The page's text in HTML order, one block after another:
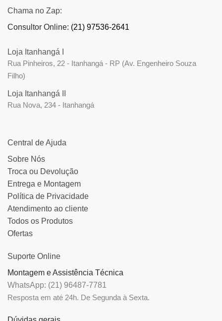
Chama no Zap:
Consultor Online: (21) 97536-2641
Loja Itanhangá I
Rua Pinheiros, 22 - Itanhangá - RP (Av. Engenheiro Souza
Filho)
Loja Itanhangá II
Rua Nova, 234 - Itanhangá
Central de Ajuda
Sobre Nós
Troca ou Devolução
Entrega e Montagem
Política de Privacidade
Atendimento ao cliente
Todos os Produtos
Ofertas
Suporte Online
Montagem e Assistência Técnica
WhatsApp: (21) 96487-7781
Resposta em até 24h. De Segunda à Sexta.